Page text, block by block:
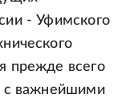
- Уфимского
прежде всего
с важнейшими